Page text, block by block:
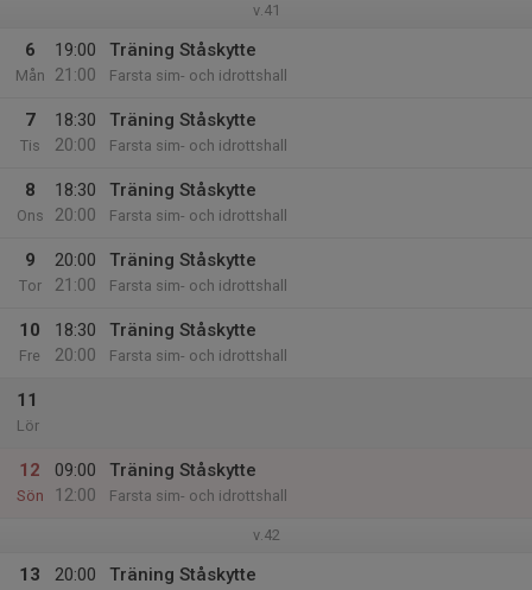
v.41
6
Mån
19:00
21:00
Träning Ståskytte
Farsta sim- och idrottshall
7
Tis
18:30
20:00
Träning Ståskytte
Farsta sim- och idrottshall
8
Ons
18:30
20:00
Träning Ståskytte
Farsta sim- och idrottshall
9
Tor
20:00
21:00
Träning Ståskytte
Farsta sim- och idrottshall
10
Fre
18:30
20:00
Träning Ståskytte
Farsta sim- och idrottshall
11
Lör
12
Sön
09:00
12:00
Träning Ståskytte
Farsta sim- och idrottshall
v.42
13
20:00
Träning Ståskytte